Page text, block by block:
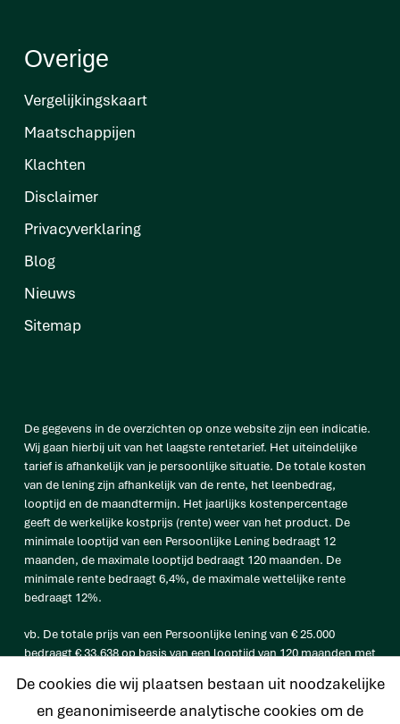
Overige
Vergelijkingskaart
Maatschappijen
Klachten
Disclaimer
Privacyverklaring
Blog
Nieuws
Sitemap
De gegevens in de overzichten op onze website zijn een indicatie.
Wij gaan hierbij uit van het laagste rentetarief. Het uiteindelijke
tarief is afhankelijk van je persoonlijke situatie. De totale kosten
van de lening zijn afhankelijk van de rente, het leenbedrag,
looptijd en de maandtermijn. Het jaarlijks kostenpercentage
geeft de werkelijke kostprijs (rente) weer van het product. De
minimale looptijd van een Persoonlijke Lening bedraagt 12
maanden, de maximale looptijd bedraagt 120 maanden. De
minimale rente bedraagt 6,4%, de maximale wettelijke rente
bedraagt 12%.
vb. De totale prijs van een Persoonlijke lening van € 25.000
bedraagt € 33.638 op basis van een looptijd van 120 maanden met
De cookies die wij plaatsen bestaan uit noodzakelijke
en geanonimiseerde analytische cookies om de